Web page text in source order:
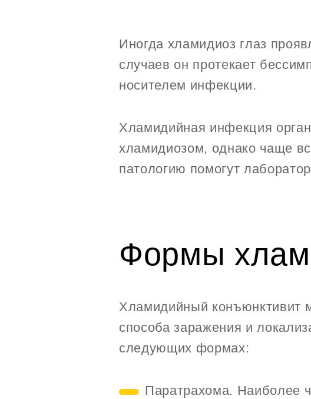
Иногда хламидиоз глаз
случаев он протекает
носителем инфекции.
Хламидийная инфекция
хламидиозом, однако чаще
патологию помогут
Формы
Хламидийный конъюнктивит
способа заражения и
следующих формах:
Паратрахома. Наиболее